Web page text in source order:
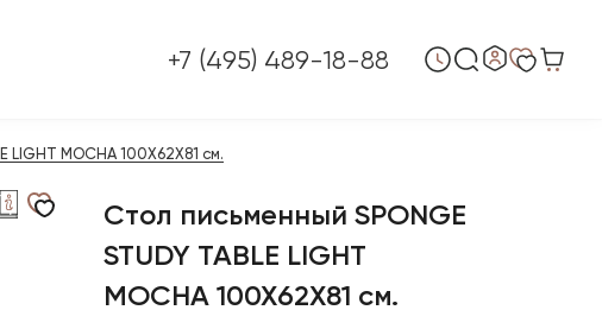
+7 (495) 489-18-88
LIGHT MOCHA 100X62X81 см.
Стол письменный SPONGE
STUDY TABLE LIGHT
MOCHA 100X62X81 см.